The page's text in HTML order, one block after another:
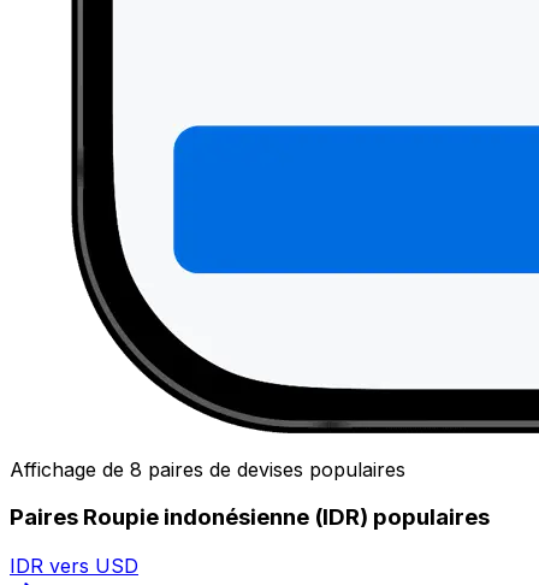
Affichage de 8 paires de devises populaires
Paires Roupie indonésienne (IDR) populaires
IDR vers USD